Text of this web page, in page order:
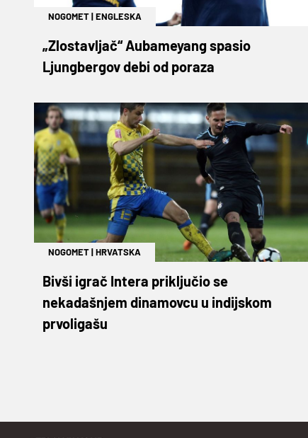
NOGOMET|ENGLESKA
„Zlostavljač“ Aubameyang spasio
Ljungbergov debi od poraza
NOGOMET|HRVATSKA
Bivši igrač Intera priključio se
nekadašnjem dinamovcu u indijskom
prvoligašu